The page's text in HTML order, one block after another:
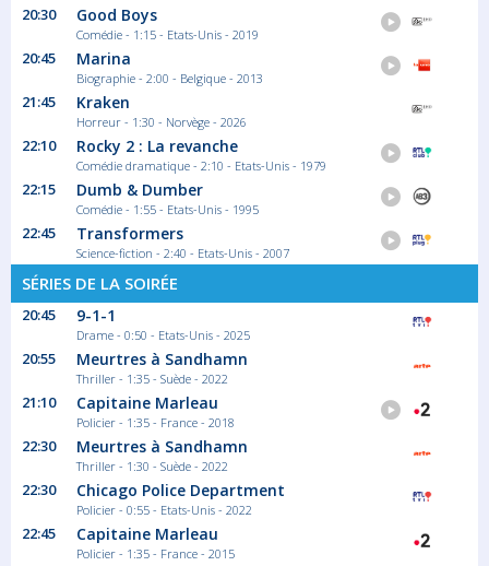
Les Bienvenu... ou presque !
Saison 1 épisode 25
Nick, qui croyait vouloir devenir peintre
comme...
Série/Feuilleton Comédie
00:10
Les Bienvenu... ou presque !
Saison 1 épisode 26
Pascale est intéressée par l'offre d'emploi
à...
Série/Feuilleton Comédie
00:30
La maison-bleue
Saison 3 épisode 1
Alors que le président Hamelin participe à...
Série/Feuilleton Comédie
20:30 Good Boys
Comédie - 1:15 - Etats-Unis - 2019
20:45 Marina
Biographie - 2:00 - Belgique - 2013
21:45 Kraken
Horreur - 1:30 - Norvège - 2026
22:10 Rocky 2 : La revanche
Comédie dramatique - 2:10 - Etats-Unis - 1979
22:15 Dumb & Dumber
Comédie - 1:55 - Etats-Unis - 1995
22:45 Transformers
Science-fiction - 2:40 - Etats-Unis - 2007
SÉRIES DE LA SOIRÉE
20:45 9-1-1
Drame - 0:50 - Etats-Unis - 2025
20:55 Meurtres à Sandhamn
Thriller - 1:35 - Suède - 2022
21:10 Capitaine Marleau
Policier - 1:35 - France - 2018
22:30 Meurtres à Sandhamn
Thriller - 1:30 - Suède - 2022
22:30 Chicago Police Department
Policier - 0:55 - Etats-Unis - 2022
22:45 Capitaine Marleau
Policier - 1:35 - France - 2015